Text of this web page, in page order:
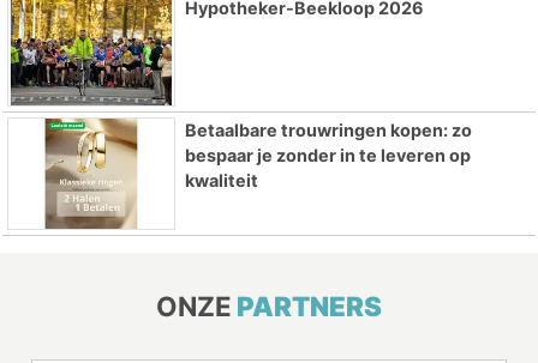
Hypotheker-Beekloop 2026
Betaalbare trouwringen kopen: zo
bespaar je zonder in te leveren op
kwaliteit
ONZE PARTNERS